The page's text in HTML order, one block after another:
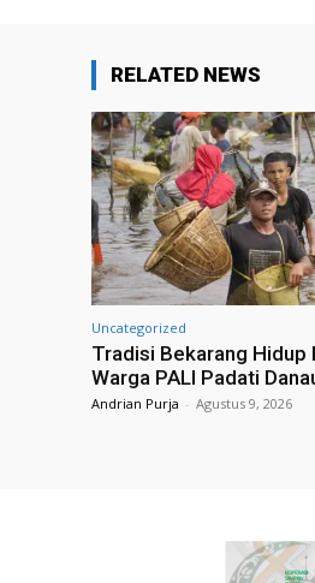
RELATED NEWS
Uncategorized
Tradisi Bekarang Hidup
Warga PALI Padati
Andrian Purja - Agustus 9, 2026